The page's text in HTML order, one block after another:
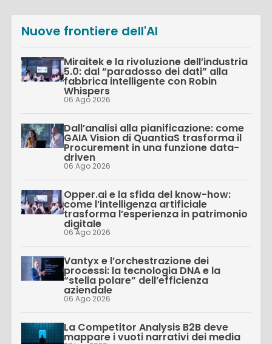
Nuove frontiere dell'AI
Miraitek e la rivoluzione dell’industria
5.0: dal “paradosso dei dati” alla
fabbrica intelligente con Robin
Whispers
06 Ago 2026
Dall’analisi alla pianificazione: come
GAIA Vision di QuantiaS trasforma il
Procurement in una funzione data-
driven
06 Ago 2026
Opper.ai e la sfida del know-how:
come l’intelligenza artificiale
trasforma l’esperienza in patrimonio
digitale
06 Ago 2026
Vantyx e l’orchestrazione dei
processi: la tecnologia DNA e la
“stella polare” dell’efficienza
aziendale
06 Ago 2026
La Competitor Analysis B2B deve
mappare i vuoti narrativi dei media